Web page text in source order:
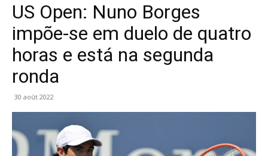
US Open: Nuno Borges
impõe-se em duelo de quatro
horas e está na segunda
ronda
30 août 2022